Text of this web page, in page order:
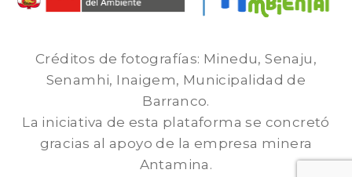
Créditos de fotografías: Minedu, Senaju,
Senamhi, Inaigem, Municipalidad de
Barranco.
La iniciativa de esta plataforma se concretó
gracias al apoyo de la empresa minera
Antamina.